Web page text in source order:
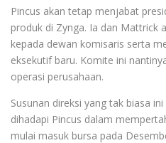
Pincus akan tetap menjabat
produk di Zynga. Ia dan Mattrick
kepada dewan komisaris serta
eksekutif baru. Komite ini
operasi perusahaan.
Susunan direksi yang tak biasa
dihadapi Pincus dalam
mulai masuk bursa pada